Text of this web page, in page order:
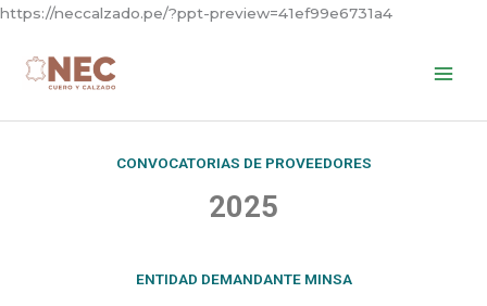
https://neccalzado.pe/?ppt-preview=41ef99e6731a4Skip
content
CONVOCATORIAS DE PROVEEDORES
2025
ENTIDAD DEMANDANTE MINSA